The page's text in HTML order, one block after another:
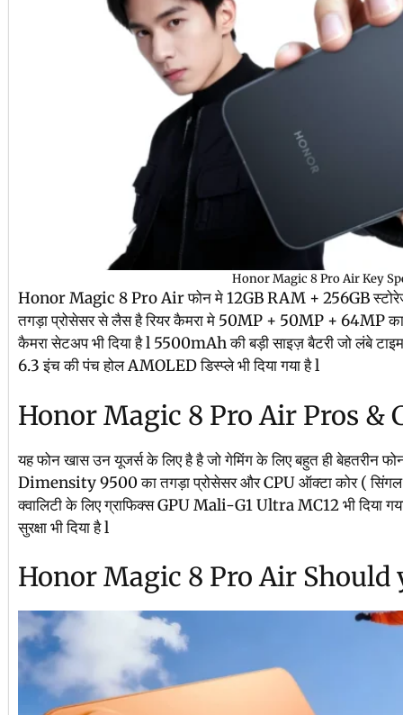
Honor Magic 8 Pro Air Key
Honor Magic 8 Pro Air फोन मे 12GB RAM + 256GB
तगड़ा प्रोसेसर से लैस है रियर कैमरा मे 50MP + 50MP + 64MP
कैमरा सेटअप भी दिया है l 5500mAh की बड़ी साइज़ बैटरी जो लंबे
6.3 इंच की पंच होल AMOLED डिस्प्ले भी दिया गया है l
Honor Magic 8 Pro Air Pros &
यह फोन खास उन यूजर्स के लिए है है जो गेमिंग के लिए बहुत ही बेहतरीन
Dimensity 9500 का तगड़ा प्रोसेसर और CPU ऑक्टा कोर ( सिंगल
क्वालिटी के लिए ग्राफिक्स GPU Mali-G1 Ultra MC12 भी दिया
सुरक्षा भी दिया है l
Honor Magic 8 Pro Air